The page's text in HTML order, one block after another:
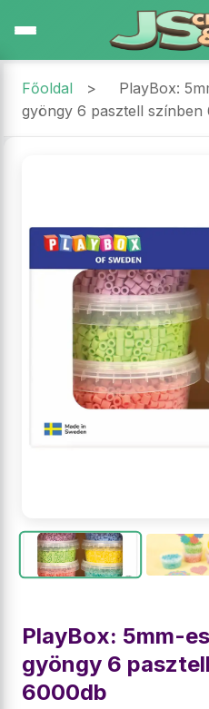
Főoldal >
PlayBox:
gyöngy 6 pasztell színben
PlayBox: 5mm-
gyöngy 6
6000db